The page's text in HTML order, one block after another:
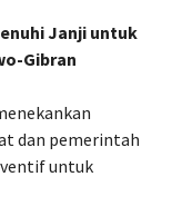
Janji untuk
Gibran
dan pemerintah
untuk